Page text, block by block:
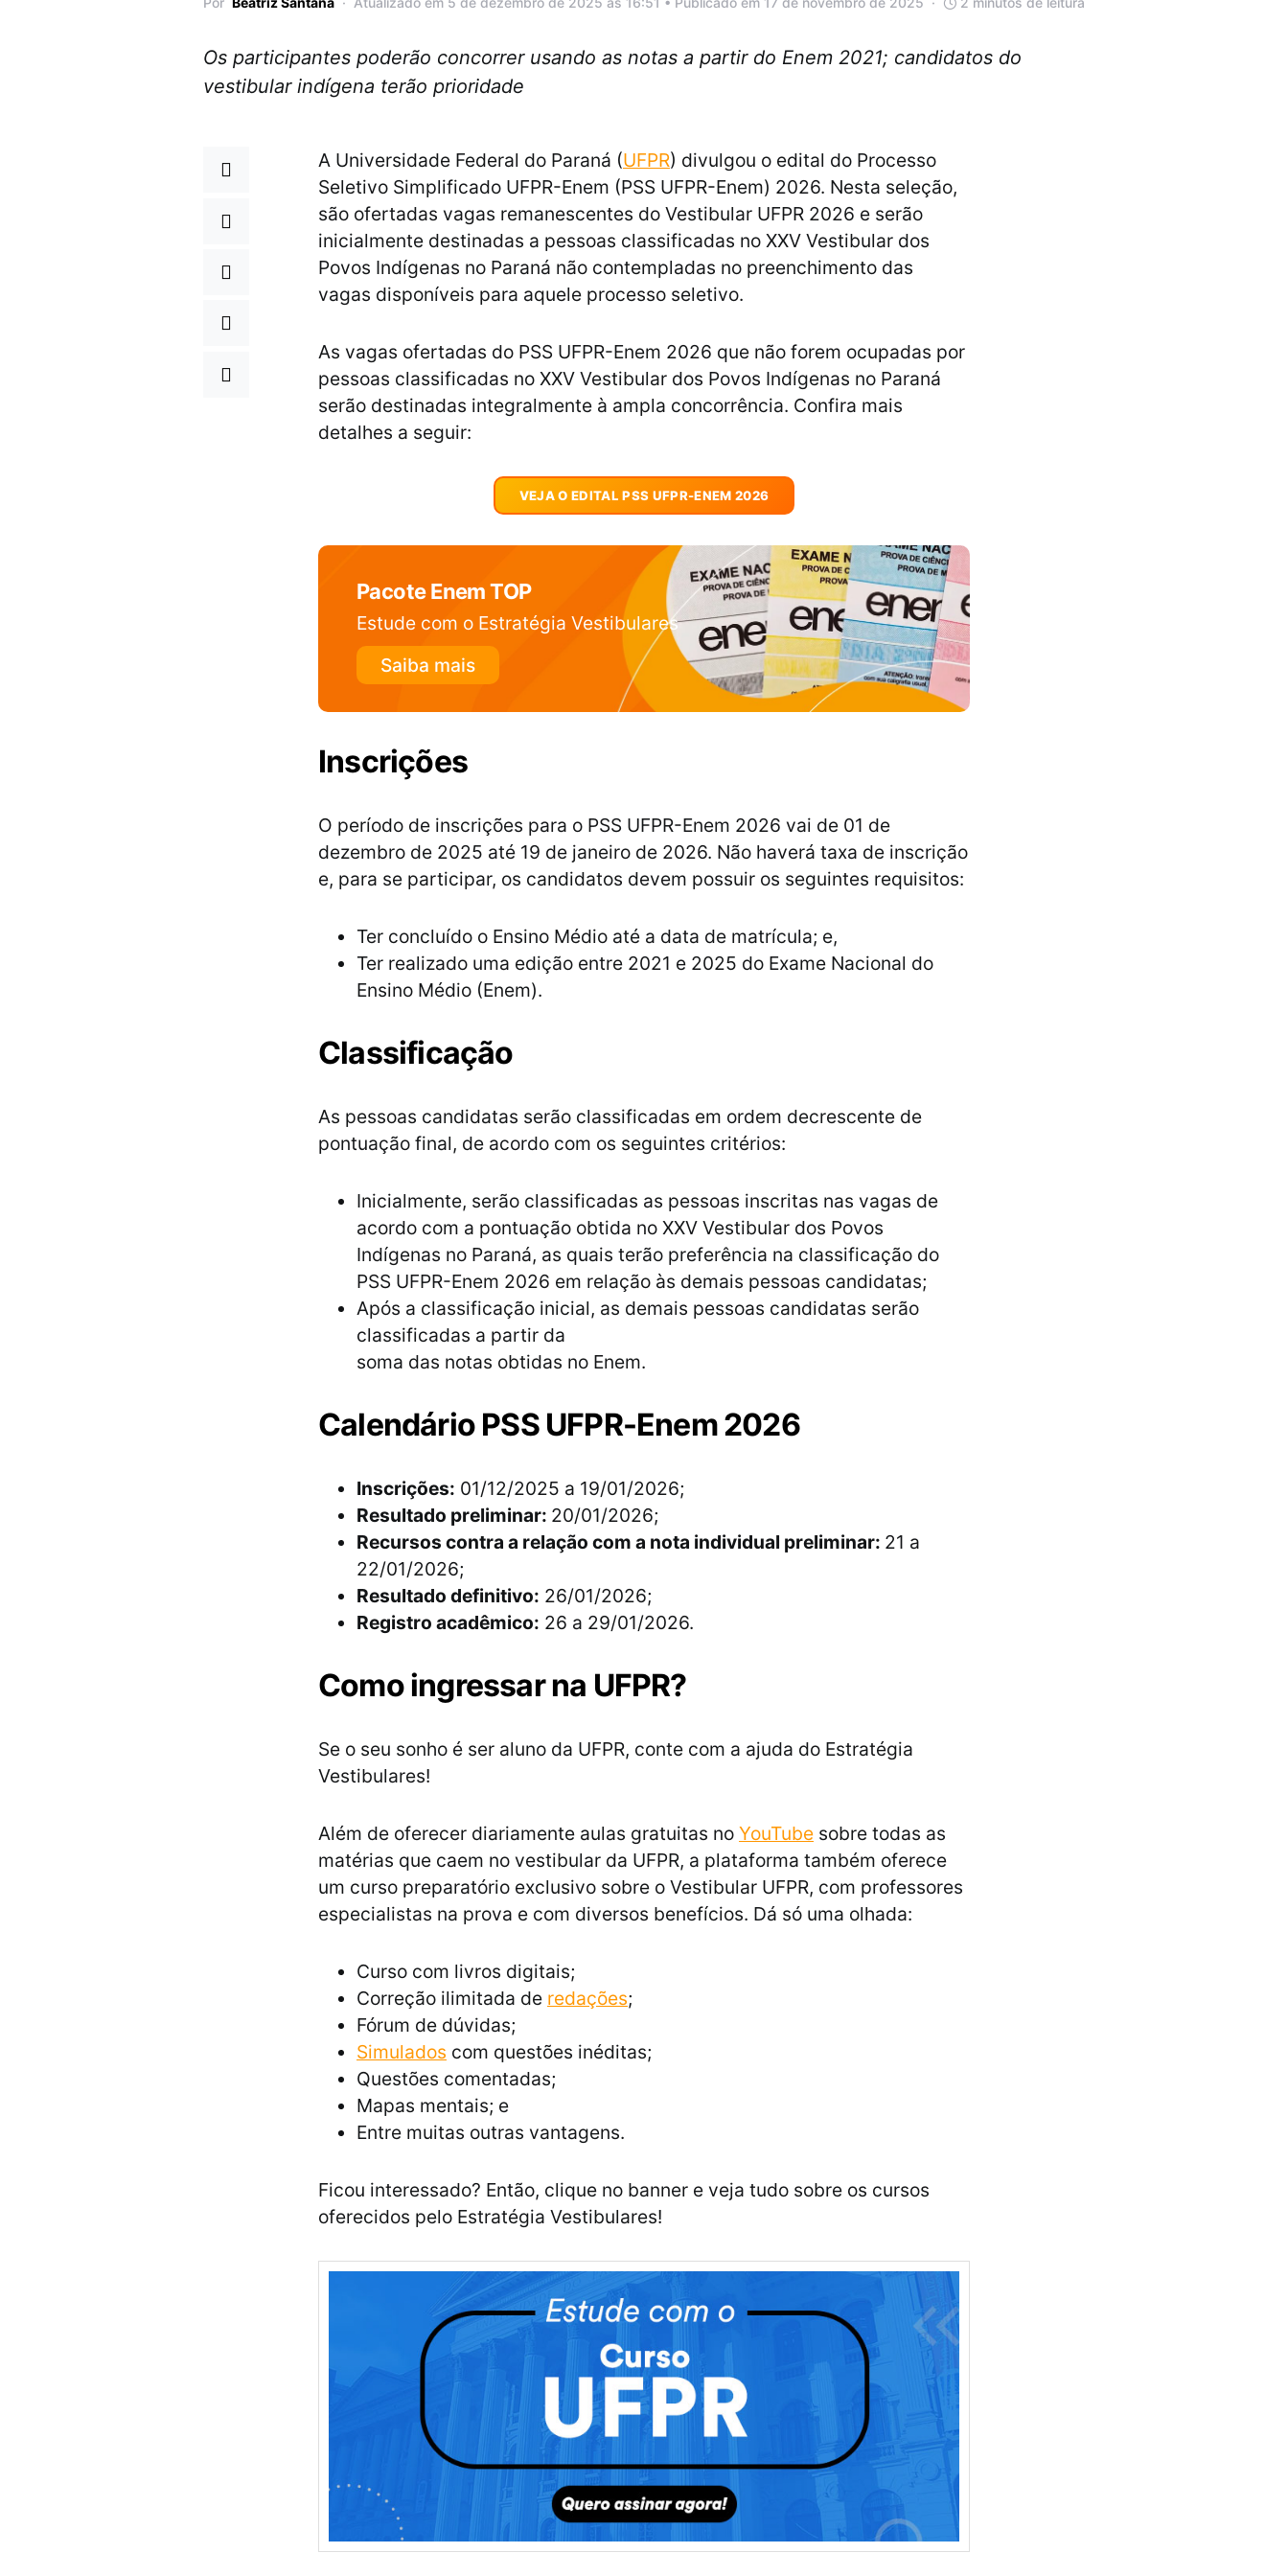
Os participantes poderão concorrer usando as notas a partir do Enem 2021; candidatos do
vestibular indígena terão prioridade
A Universidade Federal do Paraná (UFPR) divulgou o edital do Processo
Seletivo Simplificado UFPR-Enem (PSS UFPR-Enem) 2026. Nesta seleção,
são ofertadas vagas remanescentes do Vestibular UFPR 2026 e serão
inicialmente destinadas a pessoas classificadas no XXV Vestibular dos
Povos Indígenas no Paraná não contempladas no preenchimento das
vagas disponíveis para aquele processo seletivo.
As vagas ofertadas do PSS UFPR-Enem 2026 que não forem ocupadas por
pessoas classificadas no XXV Vestibular dos Povos Indígenas no Paraná
serão destinadas integralmente à ampla concorrência. Confira mais
detalhes a seguir:
VEJA O EDITAL PSS UFPR-ENEM 2026
Pacote Enem TOP
Estude com o Estratégia Vestibulares
Saiba mais
Inscrições
O período de inscrições para o PSS UFPR-Enem 2026 vai de 01 de
dezembro de 2025 até 19 de janeiro de 2026. Não haverá taxa de inscrição
e, para se participar, os candidatos devem possuir os seguintes requisitos:
Ter concluído o Ensino Médio até a data de matrícula; e,
Ter realizado uma edição entre 2021 e 2025 do Exame Nacional do
Ensino Médio (Enem).
Classificação
As pessoas candidatas serão classificadas em ordem decrescente de
pontuação final, de acordo com os seguintes critérios:
Inicialmente, serão classificadas as pessoas inscritas nas vagas de
acordo com a pontuação obtida no XXV Vestibular dos Povos
Indígenas no Paraná, as quais terão preferência na classificação do
PSS UFPR-Enem 2026 em relação às demais pessoas candidatas;
Após a classificação inicial, as demais pessoas candidatas serão
classificadas a partir da
soma das notas obtidas no Enem.
Calendário PSS UFPR-Enem 2026
Inscrições: 01/12/2025 a 19/01/2026;
Resultado preliminar: 20/01/2026;
Recursos contra a relação com a nota individual preliminar: 21 a
22/01/2026;
Resultado definitivo: 26/01/2026;
Registro acadêmico: 26 a 29/01/2026.
Como ingressar na UFPR?
Se o seu sonho é ser aluno da UFPR, conte com a ajuda do Estratégia
Vestibulares!
Além de oferecer diariamente aulas gratuitas no YouTube sobre todas as
matérias que caem no vestibular da UFPR, a plataforma também oferece
um curso preparatório exclusivo sobre o Vestibular UFPR, com professores
especialistas na prova e com diversos benefícios. Dá só uma olhada:
Curso com livros digitais;
Correção ilimitada de redações;
Fórum de dúvidas;
Simulados com questões inéditas;
Questões comentadas;
Mapas mentais; e
Entre muitas outras vantagens.
Ficou interessado? Então, clique no banner e veja tudo sobre os cursos
oferecidos pelo Estratégia Vestibulares!